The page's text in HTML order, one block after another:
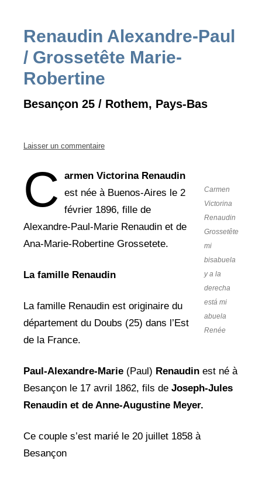
Renaudin Alexandre-Paul
/ Grossetête Marie-
Robertine
Besançon 25 / Rothem, Pays-Bas
Laisser un commentaire
Carmen
Victorina
Renaudin
Grossetête
mi
bisabuela
y a la
derecha
está mi
abuela
Renée
C
armen Victorina Renaudin
est née à Buenos-Aires le 2
février 1896, fille de
Alexandre-Paul-Marie Renaudin et de
Ana-Marie-Robertine Grossetete.
La famille Renaudin
La famille Renaudin est originaire du
département du Doubs (25) dans l’Est
de la France.
Paul-Alexandre-Marie (Paul) Renaudin est né à
Besançon le 17 avril 1862, fils de Joseph-Jules
Renaudin et de Anne-Augustine Meyer.
Ce couple s’est marié le 20 juillet 1858 à
Besançon